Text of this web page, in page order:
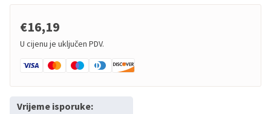
€16,19
U cijenu je uključen PDV.
Vrijeme isporuke: